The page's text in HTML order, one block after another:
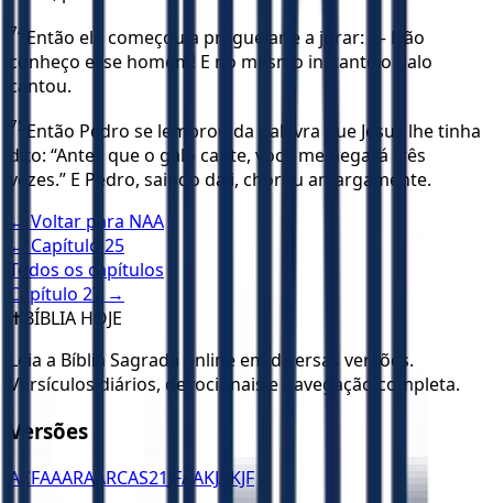
74 Então ele começou a praguejar e a jurar: — Não
conheço esse homem! E no mesmo instante o galo
cantou.
75 Então Pedro se lembrou da palavra que Jesus lhe tinha
dito: “Antes que o galo cante, você me negará três
vezes.” E Pedro, saindo dali, chorou amargamente.
← Voltar para NAA
← Capítulo 25
Todos os capítulos
Capítulo 27
→
✝️ BÍBLIA HOJE
Leia a Bíblia Sagrada online em diversas versões.
Versículos diários, devocionais e navegação completa.
Versões
ACFAAARA ARCAS21 JFAAKJA KJF